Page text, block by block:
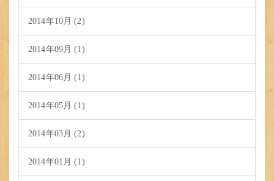
2014年10月 (2)
2014年09月 (1)
2014年06月 (1)
2014年05月 (1)
2014年03月 (2)
2014年01月 (1)